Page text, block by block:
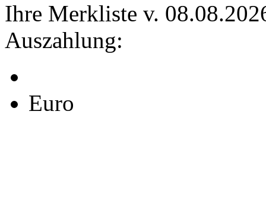
Ihre Merkliste v.
Auszahlung:
Euro